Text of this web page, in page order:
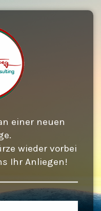
einer neuen
wieder vorbei
Ihr Anliegen!